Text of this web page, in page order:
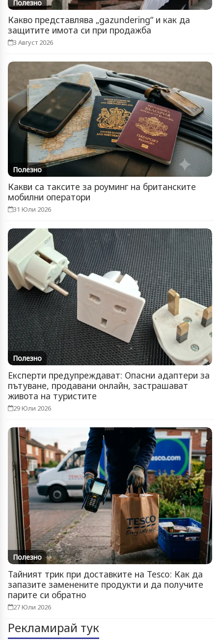
Полезно
Какво представлява „gazundering“ и как да
защитите имота си при продажба
3 Август 2026
Полезно
Какви са таксите за роуминг на британските
мобилни оператори
31 Юли 2026
Полезно
Експерти предупреждават: Опасни адаптери за
пътуване, продавани онлайн, застрашават
живота на туристите
29 Юли 2026
Полезно
Тайният трик при доставките на Tesco: Как да
запазите заменените продукти и да получите
парите си обратно
27 Юли 2026
Рекламирай тук